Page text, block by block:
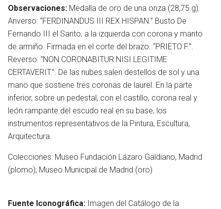
Observaciones: Medalla de oro de una onza (28,75 g).
Anverso: “FERDINANDUS III REX HISPAN.” Busto De
Fernando III el Santo, a la izquierda con corona y manto
de armiño. Firmada en el corte del brazo. “PRIETO F.”.
Reverso: “NON CORONABITUR NISI LEGITIME
CERTAVERIT.”. De las nubes salen destellos de sol y una
mano que sostiene tres coronas de laurel. En la parte
inferior, sobre un pedestal, con el castillo, corona real y
león rampante del escudo real en su base, los
instrumentos representativos de la Pintura, Escultura,
Arquitectura.
Colecciones: Museo Fundación Lázaro Galdiano, Madrid
(plomo); Museo Municipal de Madrid (oro)
Fuente Iconográfica: Imagen del Catálogo de la